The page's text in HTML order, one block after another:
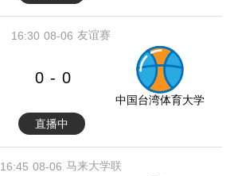
08-06
16:30 友谊赛
0 - 0
中国台湾体育大学
直播中
08-06
16:45 马来大学联